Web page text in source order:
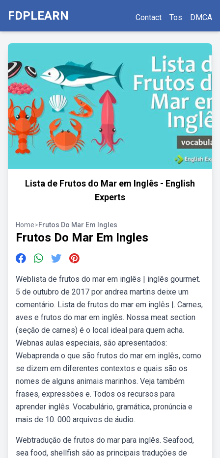
FDPLEARN Contact Tos DMCA
Lista de Frutos do Mar em Inglês - English
Experts
Home>Frutos Do Mar Em Ingles
Frutos Do Mar Em Ingles
Weblista de frutos do mar em inglês | inglês gourmet.
5 de outubro de 2017 por andrea martins deixe um
comentário. Lista de frutos do mar em inglês |. Carnes,
aves e frutos do mar em inglês. Nossa meat section
(seção de carnes) é o local ideal para quem acha.
Webnas aulas especiais, são apresentados:
Webaprenda o que são frutos do mar em inglês, como
se dizem em diferentes contextos e quais são os
nomes de alguns animais marinhos. Veja também
frases, expressões e. Todos os recursos para
aprender inglês. Vocabulário, gramática, pronúncia e
mais de 10. 000 arquivos de áudio.
Webtradução de frutos do mar para inglês. Seafood,
sea food, shellfish são as principais traduções de